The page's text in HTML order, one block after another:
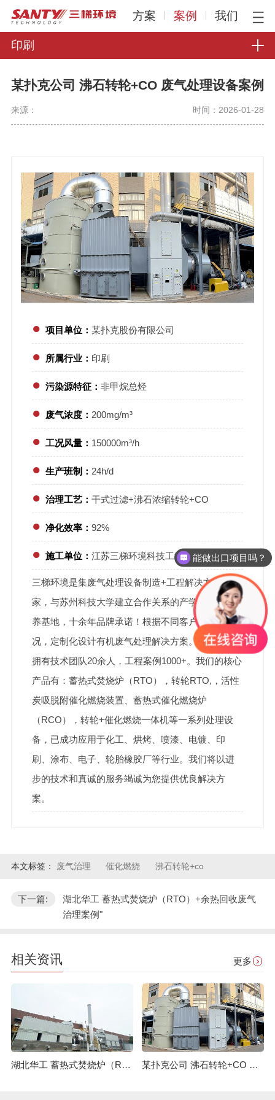
方案 案例 我们
印刷
某扑克公司 沸石转轮+CO 废气处理设备案例
来源： 时间：2026-01-28
● 项目单位： 某扑克股份有限公司
● 所属行业： 印刷
● 污染源特征： 非甲烷总烃
● 废气浓度： 200mg/m³
● 工况风量： 150000m³/h
● 生产班制： 24h/d
● 治理工艺： 干式过滤+沸石浓缩转轮+CO
● 净化效率： 92%
● 施工单位： 江苏三梯环境科技工程有限公司
三梯环境是集废气处理设备制造+工程解决方案的厂
家，与苏州科技大学建立合作关系的产学研人才培
养基地，十余年品牌承诺！根据不同客户的现场工
况，定制化设计有机废气处理解决方案。目前公司
拥有技术团队20余人，工程案例1000+。我们的核心
产品有：蓄热式焚烧炉（RTO），转轮RTO,，活性
炭吸脱附催化燃烧装置、蓄热式催化燃烧炉
（RCO），转轮+催化燃烧一体机等一系列处理设
备，已成功应用于化工、烘烤、喷漆、电镀、印
刷、涂布、电子、轮胎橡胶厂等行业。我们将以进
步的技术和真诚的服务竭诚为您提供优良解决方
案。
本文标签： 废气治理 催化燃烧 沸石转轮+co
下一篇:
湖北华工 蓄热式焚烧炉（RTO）+余热回收废气
治理案例"
相关资讯 更多
湖北华工 蓄热式焚烧炉（RTO）+余热回收废气治理案例 某扑克公司 沸石转轮+CO 废气处理设备案例
能做出口项目吗？